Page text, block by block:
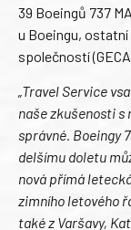
39 Boeingů 737
u Boeingu,
společností
„Travel Service
naše zkušenosti s
správné. Boeingy
delšímu doletu
nová přímá
zimního letového
také z Varšavy,